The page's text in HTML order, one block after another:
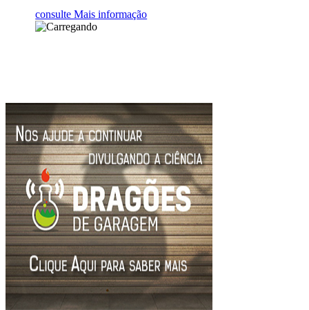
consulte Mais informação